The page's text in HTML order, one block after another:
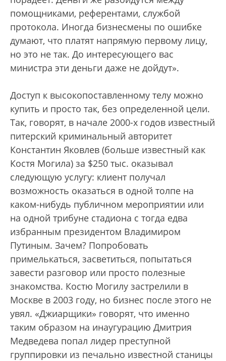
помощниками, референтами, службой
протокола. Иногда бизнесмены по ошибке
думают, что платят напрямую первому лицу,
но это не так. До интересующего вас
министра эти деньги даже не дойдут».
Доступ к высокопоставленному телу можно
купить и просто так, без определенной цели.
Так, говорят, в начале 2000-х годов известный
питерский криминальный авторитет
Константин Яковлев (больше известный как
Костя Могила) за $250 тыс. оказывал
следующую услугу: клиент получал
возможность оказаться в одной толпе на
каком-нибудь публичном мероприятии или
на одной трибуне стадиона с тогда едва
избранным президентом Владимиром
Путиным. Зачем? Попробовать
примелькаться, засветиться, попытаться
завести разговор или просто полезные
знакомства. Костю Могилу застрелили в
Москве в 2003 году, но бизнес после этого не
увял. «Джиарщики» говорят, что именно
таким образом на инаугурацию Дмитрия
Медведева попал лидер преступной
группировки из печально известной станицы